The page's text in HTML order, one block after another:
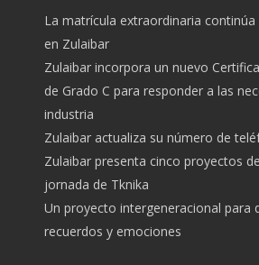
La matrícula extraordinaria continúa
en Zulaibar
Zulaibar incorpora un nuevo
de Grado C para responder a las
industria
Zulaibar actualiza su número de
Zulaibar presenta cinco proyectos
jornada de Tknika
Un proyecto intergeneracional para
recuerdos y emociones